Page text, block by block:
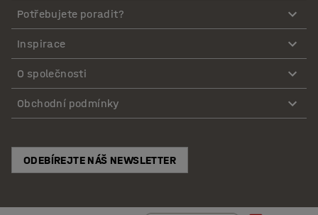
Potřebujete poradit?
Inspirace
O společnosti
Obchodní podmínky
ODEBÍREJTE NÁŠ NEWSLETTER